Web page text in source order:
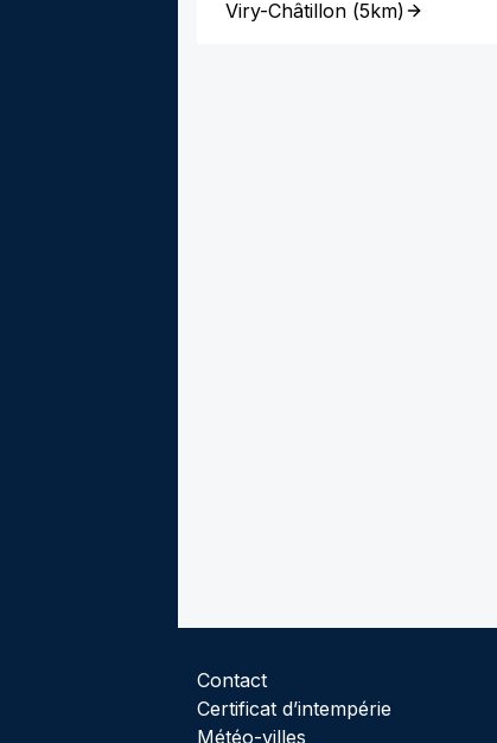
Viry-Châtillon (5km)
Contact
Certificat d’intempérie
Météo-villes